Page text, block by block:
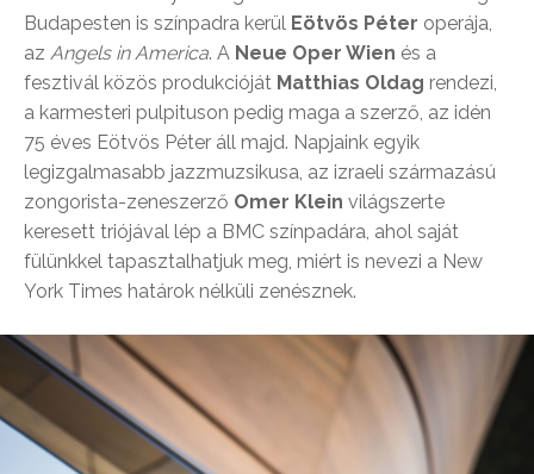
Budapesten is színpadra kerül Eötvös Péter operája,
az Angels in America. A Neue Oper Wien és a
fesztivál közös produkcióját Matthias Oldag rendezi,
a karmesteri pulpituson pedig maga a szerző, az idén
75 éves Eötvös Péter áll majd. Napjaink egyik
legizgalmasabb jazzmuzsikusa, az izraeli származású
zongorista-zeneszerző Omer Klein világszerte
keresett triójával lép a BMC színpadára, ahol saját
fülünkkel tapasztalhatjuk meg, miért is nevezi a New
York Times határok nélküli zenésznek.